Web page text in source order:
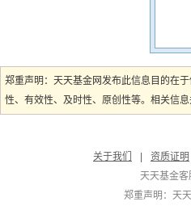
郑重声明：天天基金网发布此信息目的在
性、有效性、及时性、原创性等。相关信
关于我们
资质证明
天天基金
郑重声明：天